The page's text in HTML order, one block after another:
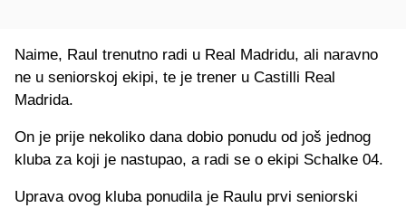
Naime, Raul trenutno radi u Real Madridu, ali naravno
ne u seniorskoj ekipi, te je trener u Castilli Real
Madrida.
On je prije nekoliko dana dobio ponudu od još jednog
kluba za koji je nastupao, a radi se o ekipi Schalke 04.
Uprava ovog kluba ponudila je Raulu prvi seniorski